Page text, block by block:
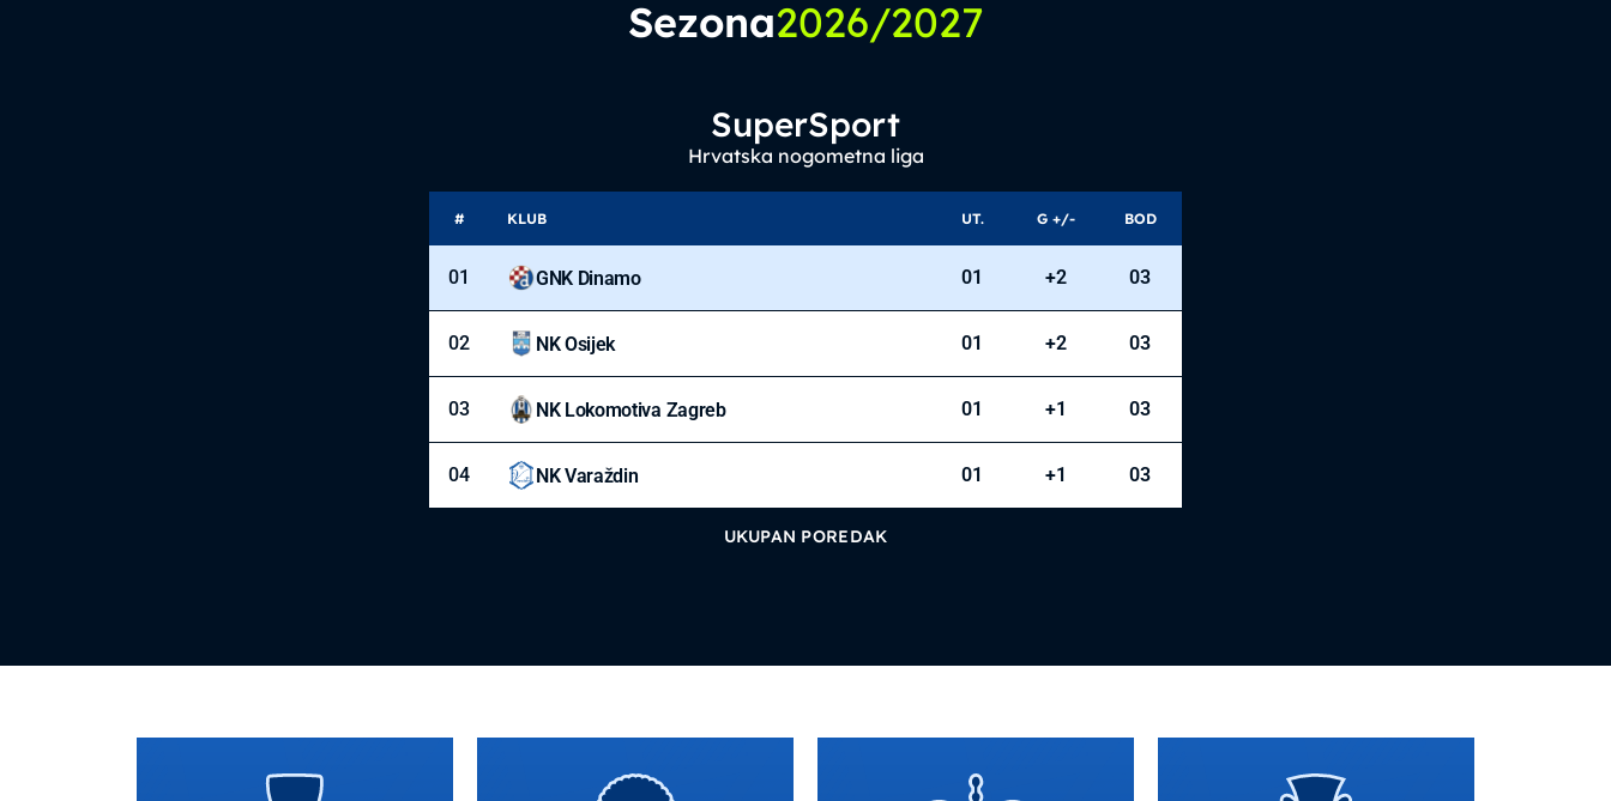
Sezona2026/2027
SuperSport
Hrvatska nogometna liga
# KLUB UT. G +/- BOD
01 GNK Dinamo 01 +2 03
02 NK Osijek 01 +2 03
03 NK Lokomotiva Zagreb 01 +1 03
04 NK Varaždin 01 +1 03
UKUPAN POREDAK